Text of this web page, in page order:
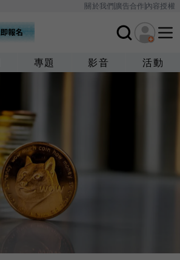
關於我們廣告合作內容授權
專題 影音 活動